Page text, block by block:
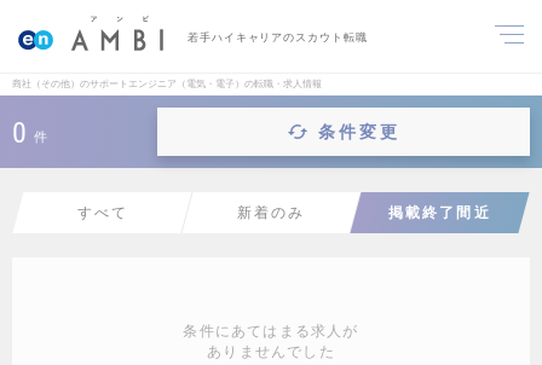
若手ハイキャリアのスカウト転職
商社（その他）のサポートエンジニア（電気・電子）の転職・求人情報
0 件 条件変更
すべて 新着のみ 掲載終了間近
条件にあてはまる求人が
ありませんでした